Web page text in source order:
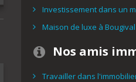
Investissement dans un
Maison de luxe à Bougival
Nos amis
Travailler dans